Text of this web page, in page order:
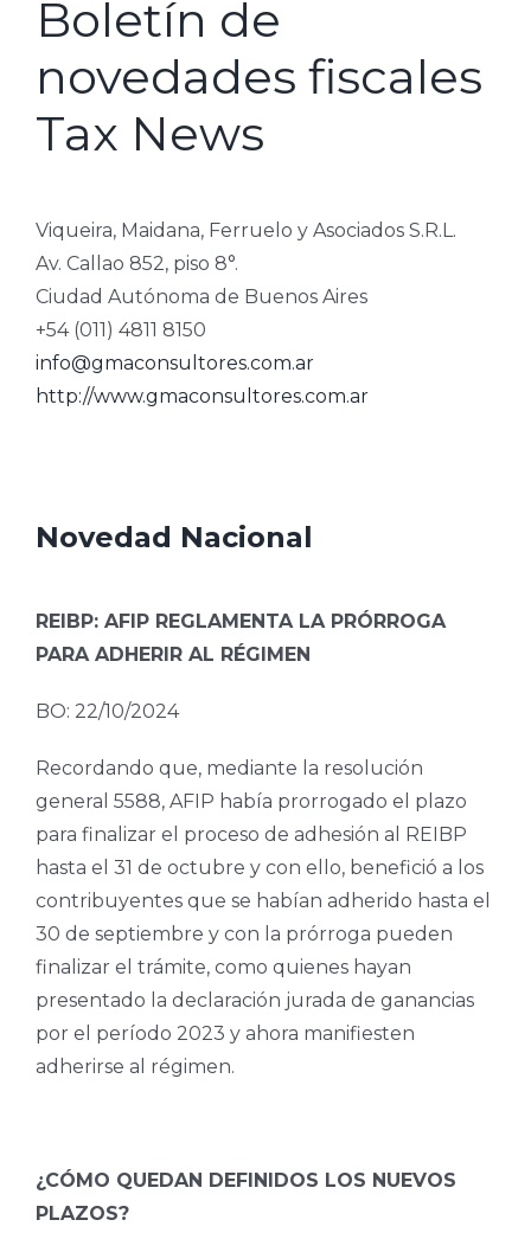
Boletín de
novedades fiscales
Tax News
Viqueira, Maidana, Ferruelo y Asociados S.R.L.
Av. Callao 852, piso 8°.
Ciudad Autónoma de Buenos Aires
+54 (011) 4811 8150
info@gmaconsultores.com.ar
http://www.gmaconsultores.com.ar
Novedad Nacional
REIBP: AFIP REGLAMENTA LA PRÓRROGA
PARA ADHERIR AL RÉGIMEN
BO: 22/10/2024
Recordando que, mediante la resolución
general 5588, AFIP había prorrogado el plazo
para finalizar el proceso de adhesión al REIBP
hasta el 31 de octubre y con ello, benefició a los
contribuyentes que se habían adherido hasta el
30 de septiembre y con la prórroga pueden
finalizar el trámite, como quienes hayan
presentado la declaración jurada de ganancias
por el período 2023 y ahora manifiesten
adherirse al régimen.
¿CÓMO QUEDAN DEFINIDOS LOS NUEVOS
PLAZOS?